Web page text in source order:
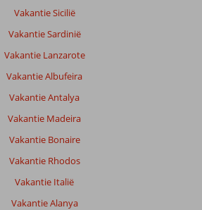
Vakantie Sicilië
Vakantie Sardinië
Vakantie Lanzarote
Vakantie Albufeira
Vakantie Antalya
Vakantie Madeira
Vakantie Bonaire
Vakantie Rhodos
Vakantie Italië
Vakantie Alanya